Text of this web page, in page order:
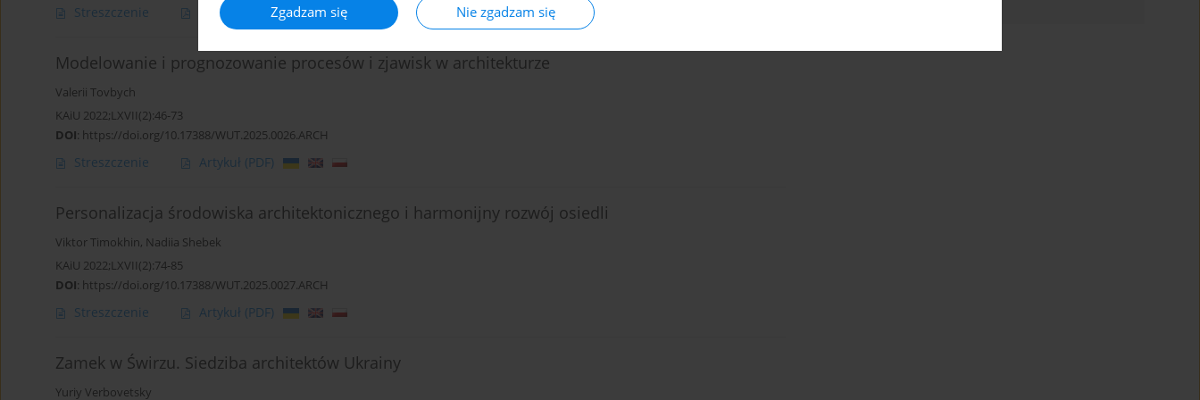
Zgadzam się Nie zgadzam się
Streszczenie Artykuł (PDF)
Modelowanie i prognozowanie procesów i zjawisk w architekturze
Valerii Tovbych
KAiU 2022;LXVII(2):46-73
DOI: https://doi.org/10.17388/WUT.2025.0026.ARCH
Streszczenie Artykuł (PDF)
Personalizacja środowiska architektonicznego i harmonijny rozwój osiedli
Viktor Timokhin, Nadiia Shebek
KAiU 2022;LXVII(2):74-85
DOI: https://doi.org/10.17388/WUT.2025.0027.ARCH
Streszczenie Artykuł (PDF)
Zamek w Świrzu. Siedziba architektów Ukrainy
Yuriy Verbovetsky